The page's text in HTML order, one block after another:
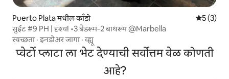
Puerto Plata मधील काँडो 5 पैकी 5
5 (3)
सुईट #9 PH | दृश्य! •3 बेडरूम-2 बाथरूम @Marbella
स्वच्छता ·इनडोअर जागा ·व्ह्यू
प्वेर्टो प्लाटा ला भेट देण्याची सर्वोत्तम वेळ कोणती
आहे?